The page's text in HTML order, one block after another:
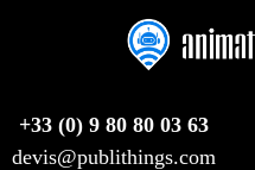
+33 (0) 9 80 80 03 63
devis@publithings.com